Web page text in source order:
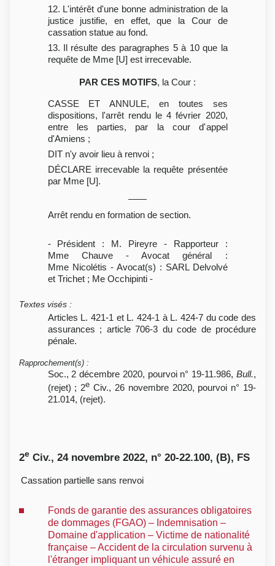
12. L'intérêt d'une bonne administration de la
justice justifie, en effet, que la Cour de
cassation statue au fond.
13. Il résulte des paragraphes 5 à 10 que la
requête de Mme [U] est irrecevable.
PAR CES MOTIFS, la Cour :
CASSE ET ANNULE, en toutes ses
dispositions, l'arrêt rendu le 4 février 2020,
entre les parties, par la cour d'appel
d'Amiens ;
DIT n'y avoir lieu à renvoi ;
DÉCLARE irrecevable la requête présentée
par Mme [U].
Arrêt rendu en formation de section.
- Président : M. Pireyre - Rapporteur :
Mme Chauve - Avocat général :
Mme Nicolétis - Avocat(s) : SARL Delvolvé
et Trichet ; Me Occhipinti -
Textes visés :
Articles L. 421-1 et L. 424-1 à L. 424-7 du code des
assurances ; article 706-3 du code de procédure
pénale.
Rapprochement(s) :
Soc., 2 décembre 2020, pourvoi n° 19-11.986, Bull.,
(rejet) ; 2e Civ., 26 novembre 2020, pourvoi n° 19-
21.014, (rejet).
2e Civ., 24 novembre 2022, n° 20-22.100, (B), FS
Cassation partielle sans renvoi
Fonds de garantie des assurances obligatoires
de dommages (FGAO) – Indemnisation –
Domaine d'application – Victime de nationalité
française – Accident de la circulation survenu à
l'étranger impliquant un véhicule assuré en